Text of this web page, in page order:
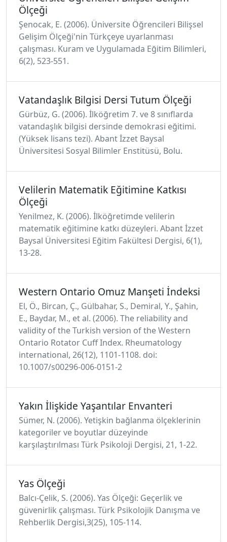
Ölçeği
Şenocak, E. (2006). Üniversite Öğrencileri Bilişsel
Gelişim Ölçeği'nin Türkçeye uyarlanması
çalışması. Kuram ve Uygulamada Eğitim Bilimleri,
6(2), 523-551.
Vatandaşlık Bilgisi Dersi Tutum Ölçeği
Gürbüz, G. (2006). İlköğretim 7. ve 8 sınıflarda
vatandaşlık bilgisi dersinde demokrasi eğitimi.
(Yüksek lisans tezi). Abant İzzet Baysal
Üniversitesi Sosyal Bilimler Enstitüsü, Bolu.
Velilerin Matematik Eğitimine Katkısı
Ölçeği
Yenilmez, K. (2006). İlköğretimde velilerin
matematik eğitimine katkı düzeyleri. Abant İzzet
Baysal Üniversitesi Eğitim Fakültesi Dergisi, 6(1),
13-28.
Western Ontario Omuz Manşeti İndeksi
El, Ö., Bircan, Ç., Gülbahar, S., Demiral, Y., Şahin,
E., Baydar, M., et al. (2006). The reliability and
validity of the Turkish version of the Western
Ontario Rotator Cuff Index. Rheumatology
international, 26(12), 1101-1108. doi:
10.1007/s00296-006-0151-2
Yakın İlişkide Yaşantılar Envanteri
Sümer, N. (2006). Yetişkin bağlanma ölçeklerinin
kategoriler ve boyutlar düzeyinde
karşılaştırılması Türk Psikoloji Dergisi, 21, 1-22.
Yas Ölçeği
Balcı-Çelik, S. (2006). Yas Ölçeği: Geçerlik ve
güvenirlik çalışması. Türk Psikolojik Danışma ve
Rehberlik Dergisi,3(25), 105-114.